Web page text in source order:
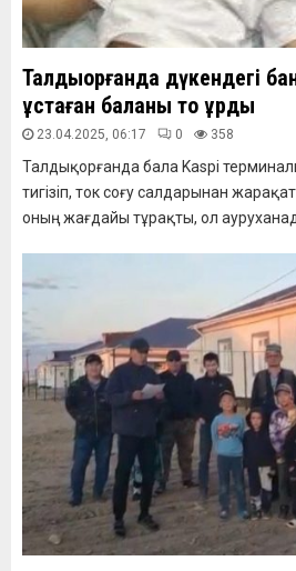
Талдықорғанда дүкендегі
ұстаған баланы тоқ ұрды
23.04.2025, 06:17 0 358
Талдықорғанда бала Kaspi
тигізіп, ток соғу салдарынан жарақат
оның жағдайы тұрақты, ол